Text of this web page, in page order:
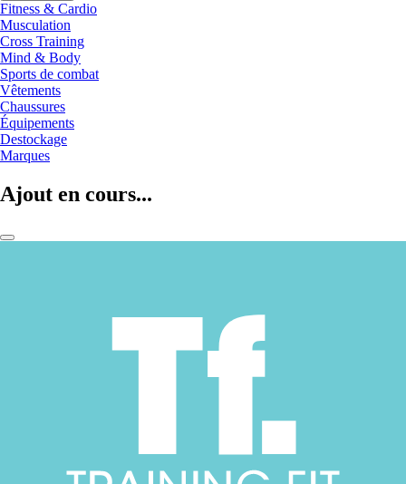
Fitness & Cardio
Musculation
Cross Training
Mind & Body
Sports de combat
Vêtements
Chaussures
Équipements
Destockage
Marques
Ajout en cours...